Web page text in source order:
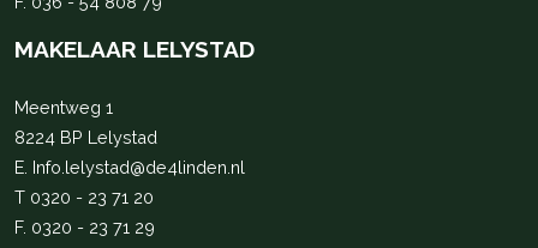
MAKELAAR LELYSTAD
Meentweg 1
8224 BP Lelystad
E. Info.lelystad@de4linden.nl
T 0320 - 23 71 20
F. 0320 - 23 71 29